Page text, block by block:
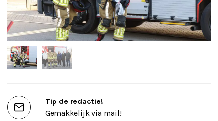
Tip de redactie!
Gemakkelijk via mail!